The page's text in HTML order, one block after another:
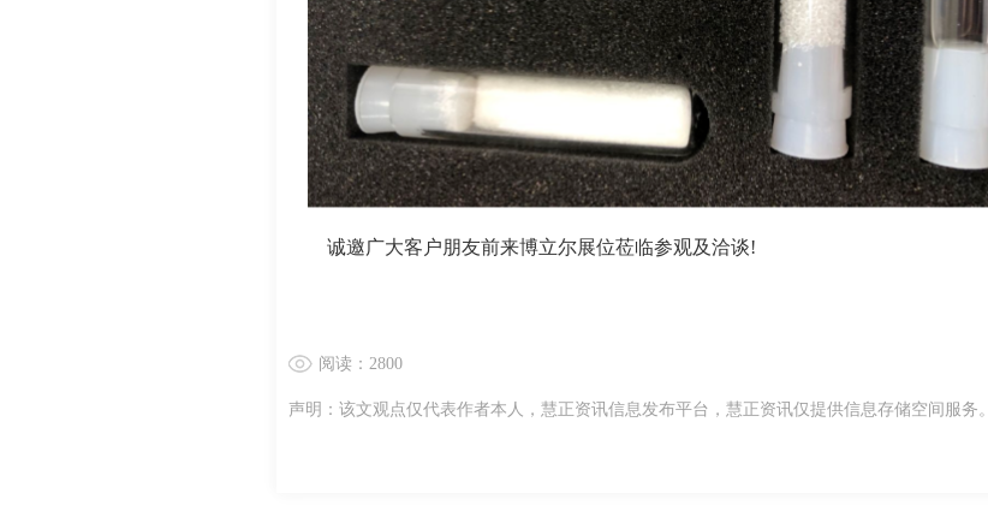
诚邀广大客户朋友前来博立尔展位莅临参观及洽谈!
阅读：2800
声明：该文观点仅代表作者本人，慧正资讯信息发布平台，慧正资讯仅提供信息存储空间服务。